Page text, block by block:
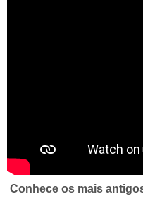
Conhece os mais